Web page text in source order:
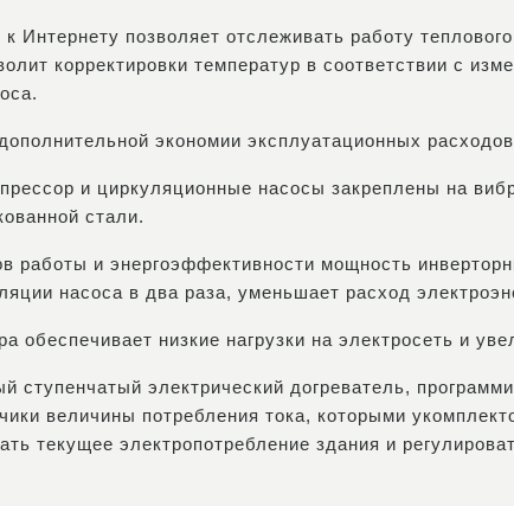
Интернету позволяет отслеживать работу
корректировки температур в соответствии с
экономии эксплуатационных
и циркуляционные насосы закреплены на
стали.
и энергоэффективности мощность
насоса в два раза, уменьшает расход
обеспечивает низкие нагрузки на электросеть и
ступенчатый электрический догреватель,
величины потребления тока, которыми
текущее электропотребление здания и